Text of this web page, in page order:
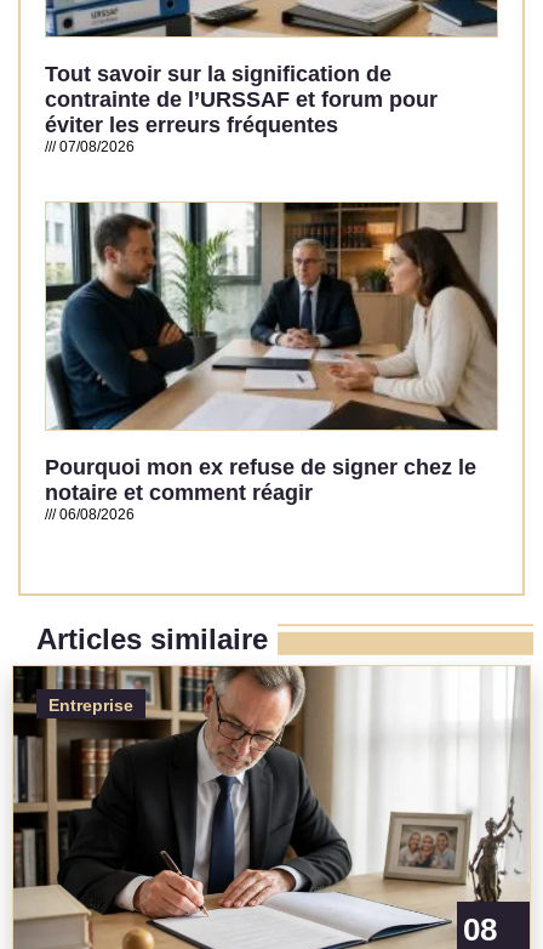
Tout savoir sur la signification de
contrainte de l’URSSAF et forum pour
éviter les erreurs fréquentes
07/08/2026
Pourquoi mon ex refuse de signer chez le
notaire et comment réagir
06/08/2026
Articles similaire
Entreprise
08